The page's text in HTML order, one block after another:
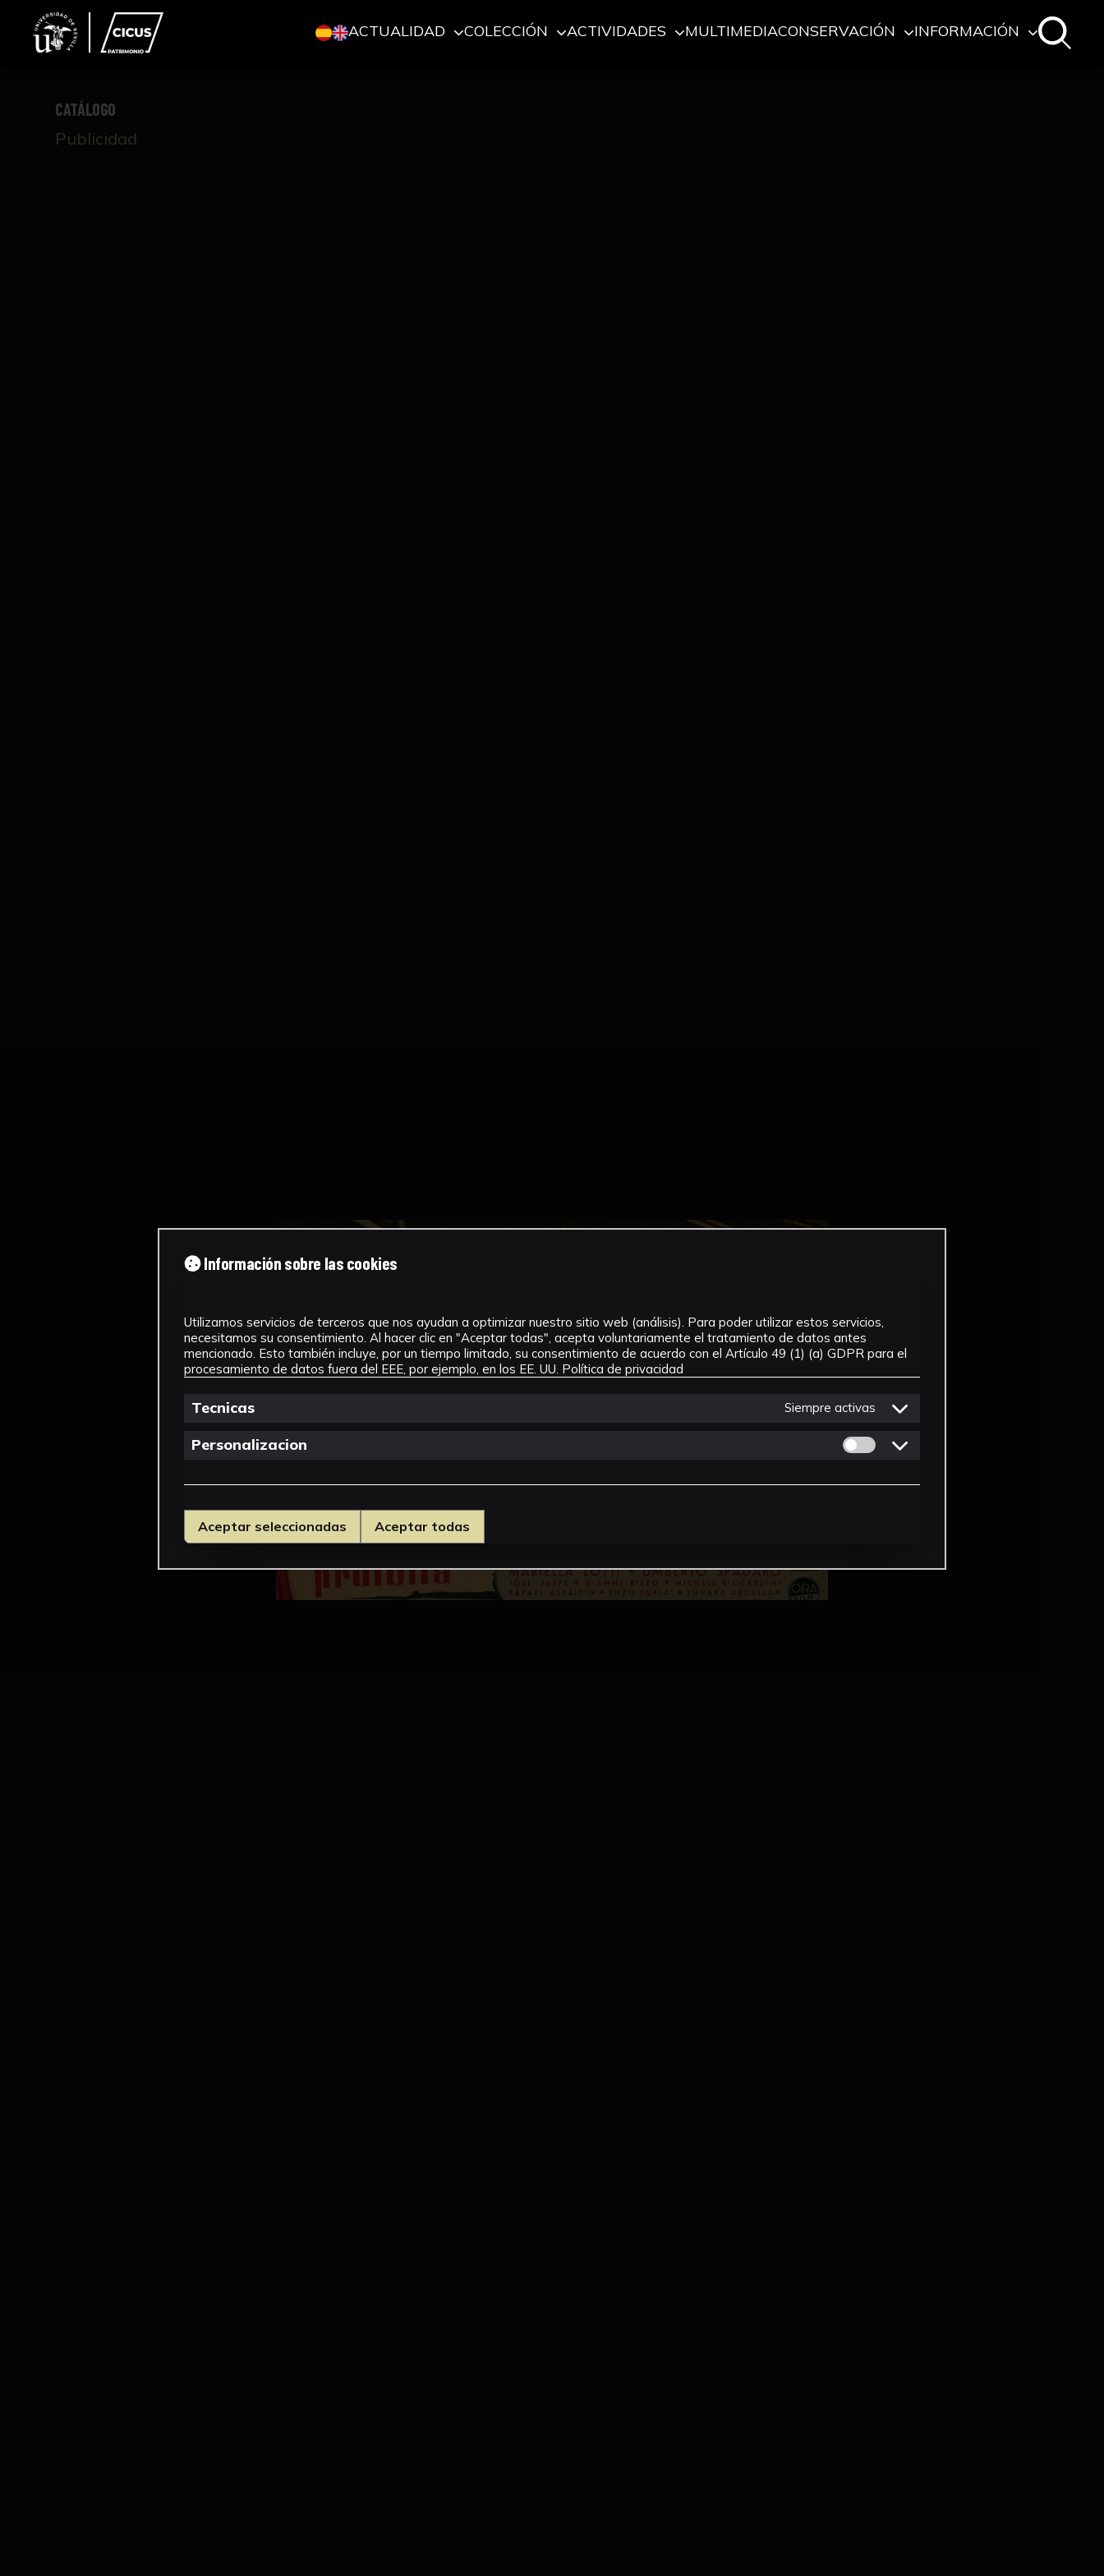
ACTUALIDAD COLECCIÓN ACTIVIDADES MULTIMEDIACONSERVACIÓN INFORMACIÓN
CATÁLOGO
Publicidad
Información sobre las cookies
Utilizamos servicios de terceros que nos ayudan a optimizar nuestro sitio web (análisis). Para poder utilizar estos servicios,
necesitamos su consentimiento. Al hacer clic en "Aceptar todas", acepta voluntariamente el tratamiento de datos antes
mencionado. Esto también incluye, por un tiempo limitado, su consentimiento de acuerdo con el Artículo 49 (1) (a) GDPR para el
procesamiento de datos fuera del EEE, por ejemplo, en los EE. UU. Política de privacidad
Tecnicas Siempre activas
Personalizacion Permitir cookies de Personalizacion
Aceptar seleccionadas Aceptar todas